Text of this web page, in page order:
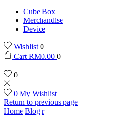
Cube Box
Merchandise
Device
Wishlist 0
Cart RM0.00 0
0
0 My Wishlist
Return to previous page
Home Blog r